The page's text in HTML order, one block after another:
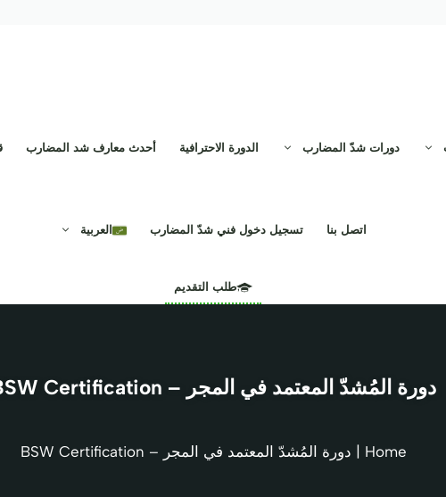
دورات شدّ المضارب الدورة الاحترافية أحدث معارف شد المضارب
اتصل بنا تسجيل دخول فني شدّ المضارب العربية
طلب التقديم
دورة المُشدّ المعتمد في المجر – BSW Certification
Home دورة المُشدّ المعتمد في المجر – BSW Certification